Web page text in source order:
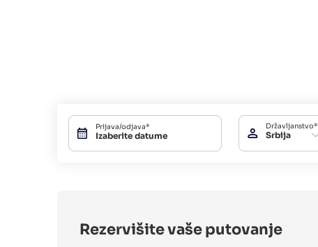
Prijava/odjava* Državljanstvo*
Srbija
Rezervišite vaše putovanje